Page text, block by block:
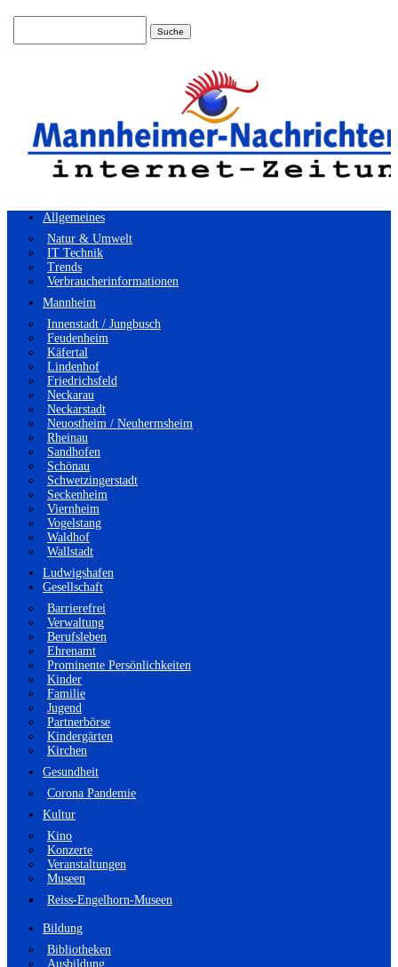
Allgemeines
Natur & Umwelt
IT Technik
Trends
Verbraucherinformationen
Mannheim
Innenstadt / Jungbusch
Feudenheim
Käfertal
Lindenhof
Friedrichsfeld
Neckarau
Neckarstadt
Neuostheim / Neuhermsheim
Rheinau
Sandhofen
Schönau
Schwetzingerstadt
Seckenheim
Viernheim
Vogelstang
Waldhof
Wallstadt
Ludwigshafen
Gesellschaft
Barrierefrei
Verwaltung
Berufsleben
Ehrenamt
Prominente Persönlichkeiten
Kinder
Familie
Jugend
Partnerbörse
Kindergärten
Kirchen
Gesundheit
Corona Pandemie
Kultur
Kino
Konzerte
Veranstaltungen
Museen
Reiss-Engelhorn-Museen
Bildung
Bibliotheken
Ausbildung